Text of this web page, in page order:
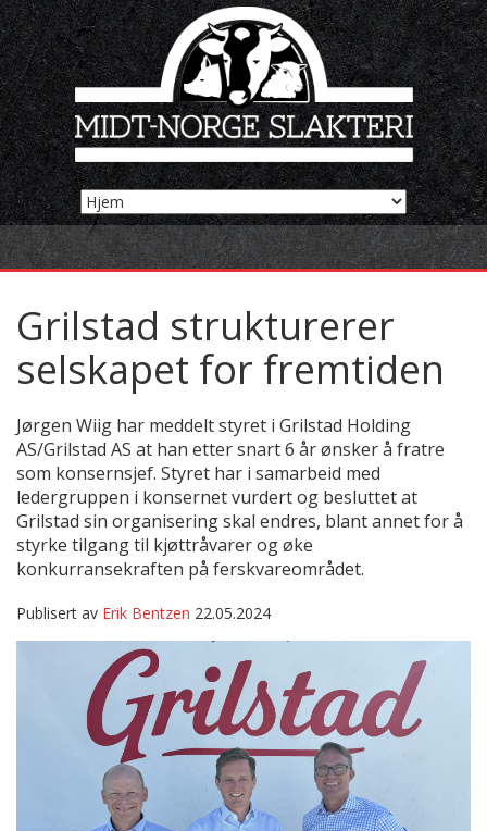
Grilstad strukturerer
selskapet for fremtiden
Jørgen Wiig har meddelt styret i Grilstad Holding
AS/Grilstad AS at han etter snart 6 år ønsker å fratre
som konsernsjef. Styret har i samarbeid med
ledergruppen i konsernet vurdert og besluttet at
Grilstad sin organisering skal endres, blant annet for å
styrke tilgang til kjøttråvarer og øke
konkurransekraften på ferskvareområdet.
Publisert av Erik Bentzen 22.05.2024